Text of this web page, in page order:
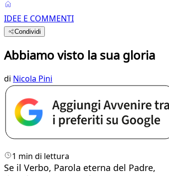
IDEE E COMMENTI
Condividi
Abbiamo visto la sua gloria
di Nicola Pini
1 min di lettura
Se il Verbo, Parola eterna del Padre,